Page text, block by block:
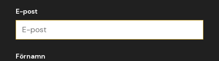
E-post
Förnamn